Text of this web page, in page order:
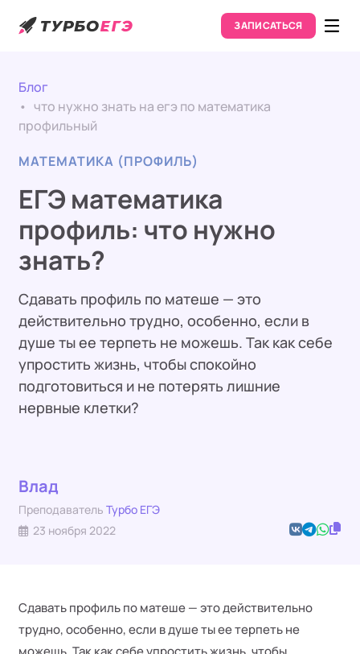
ЗАПИСАТЬСЯ
Блог
что нужно знать на егэ по математика
профильный
МАТЕМАТИКА (ПРОФИЛЬ)
ЕГЭ математика
профиль: что нужно
знать?
Сдавать профиль по матеше — это
действительно трудно, особенно, если в
душе ты ее терпеть не можешь. Так как себе
упростить жизнь, чтобы спокойно
подготовиться и не потерять лишние
нервные клетки?
Влад
ПреподавательТурбо ЕГЭ
23 ноября 2022
Сдавать профиль по матеше — это действительно
трудно, особенно, если в душе ты ее терпеть не